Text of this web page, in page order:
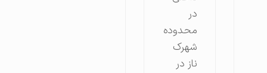
محدوده
شهرک
ناز در